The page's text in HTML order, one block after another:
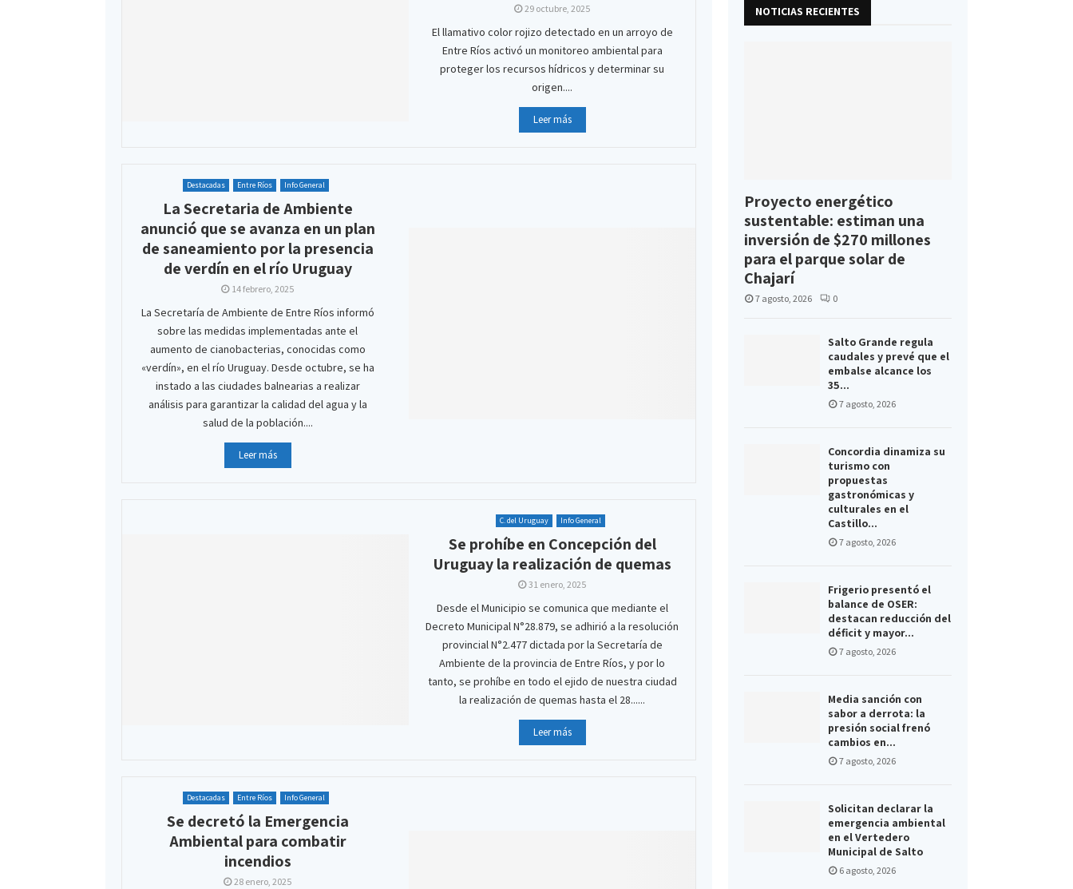
29 octubre, 2025
El llamativo color rojizo detectado en un arroyo de
Entre Ríos activó un monitoreo ambiental para
proteger los recursos hídricos y determinar su
origen....
Leer más
Destacadas Entre Ríos Info General
La Secretaria de Ambiente
anunció que se avanza en un plan
de saneamiento por la presencia
de verdín en el río Uruguay
14 febrero, 2025
La Secretaría de Ambiente de Entre Ríos informó
sobre las medidas implementadas ante el
aumento de cianobacterias, conocidas como
«verdín», en el río Uruguay. Desde octubre, se ha
instado a las ciudades balnearias a realizar
análisis para garantizar la calidad del agua y la
salud de la población....
Leer más
C. del Uruguay Info General
Se prohíbe en Concepción del
Uruguay la realización de quemas
31 enero, 2025
Desde el Municipio se comunica que mediante el
Decreto Municipal N°28.879, se adhirió a la resolución
provincial N°2.477 dictada por la Secretaría de
Ambiente de la provincia de Entre Ríos, y por lo
tanto, se prohíbe en todo el ejido de nuestra ciudad
la realización de quemas hasta el 28......
Leer más
Destacadas Entre Ríos Info General
Se decretó la Emergencia
Ambiental para combatir
incendios
28 enero, 2025
NOTICIAS RECIENTES
Proyecto energético
sustentable: estiman una
inversión de $270 millones
para el parque solar de
Chajarí
7 agosto, 2026 0
Salto Grande regula
caudales y prevé que el
embalse alcance los
35...
7 agosto, 2026
Concordia dinamiza su
turismo con
propuestas
gastronómicas y
culturales en el
Castillo...
7 agosto, 2026
Frigerio presentó el
balance de OSER:
destacan reducción del
déficit y mayor...
7 agosto, 2026
Media sanción con
sabor a derrota: la
presión social frenó
cambios en...
7 agosto, 2026
Solicitan declarar la
emergencia ambiental
en el Vertedero
Municipal de Salto
6 agosto, 2026